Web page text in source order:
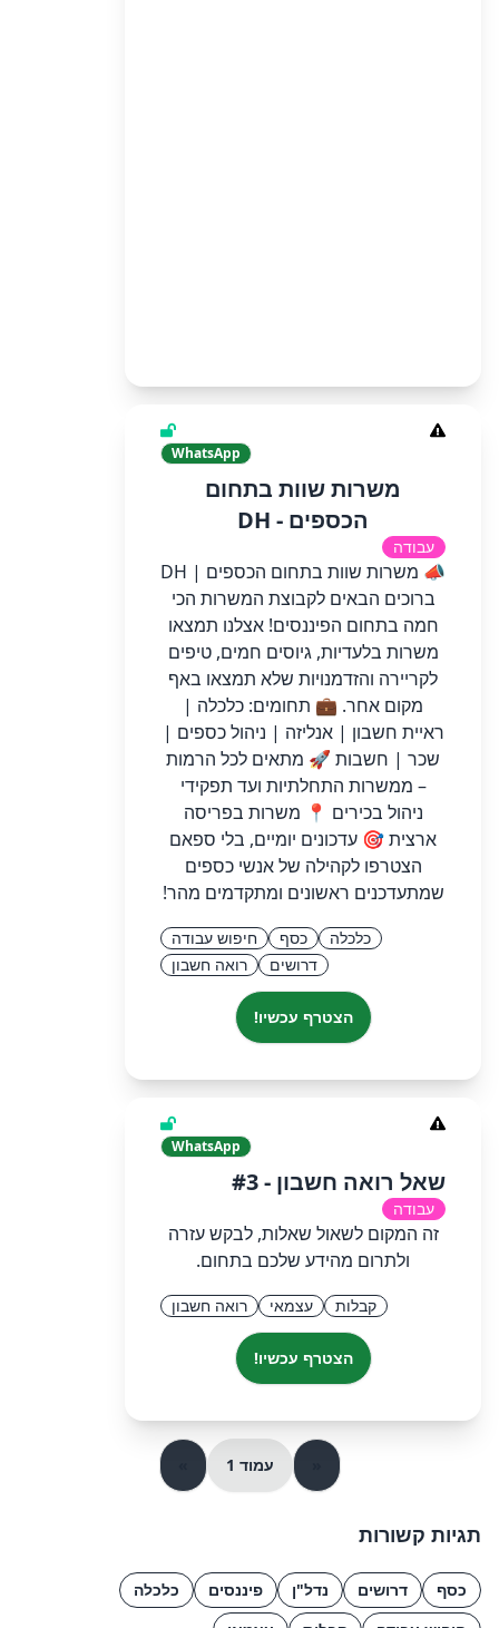
WhatsApp
משרות שוות בתחום
הכספים - DH
עבודה
📣 משרות שוות בתחום הכספים | DH
ברוכים הבאים לקבוצת המשרות הכי
חמה בתחום הפיננסים! אצלנו תמצאו
משרות בלעדיות, גיוסים חמים, טיפים
לקריירה והזדמנויות שלא תמצאו באף
מקום אחר. 💼 תחומים: כלכלה |
ראיית חשבון | אנליזה | ניהול כספים |
שכר | חשבות 🚀 מתאים לכל הרמות
– ממשרות התחלתיות ועד תפקידי
ניהול בכירים 📍 משרות בפריסה
ארצית 🎯 עדכונים יומיים, בלי ספאם
הצטרפו לקהילה של אנשי כספים
שמתעדכנים ראשונים ומתקדמים מהר!
כלכלה כסף
חיפוש עבודה
דרושים
רואה חשבון
הצטרף עכשיו!
WhatsApp
שאל רואה חשבון - #3
עבודה
זה המקום לשאול שאלות, לבקש עזרה
ולתרום מהידע שלכם בתחום.
קבלות עצמאי רואה חשבון
הצטרף עכשיו!
עמוד 1
תגיות קשורות
כסף דרושים נדל"ן פיננסים
כלכלה